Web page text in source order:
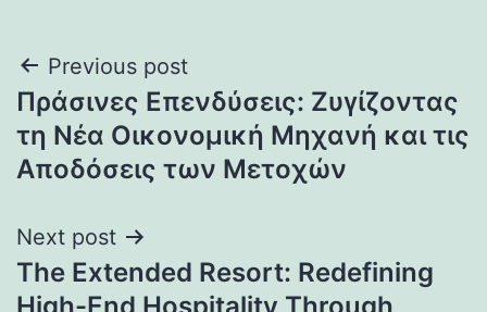
Post
navigation
Previous post
Πράσινες Επενδύσεις: Ζυγίζοντας
τη Νέα Οικονομική Μηχανή και τις
Αποδόσεις των Μετοχών
Next post
The Extended Resort: Redefining
High-End Hospitality Through